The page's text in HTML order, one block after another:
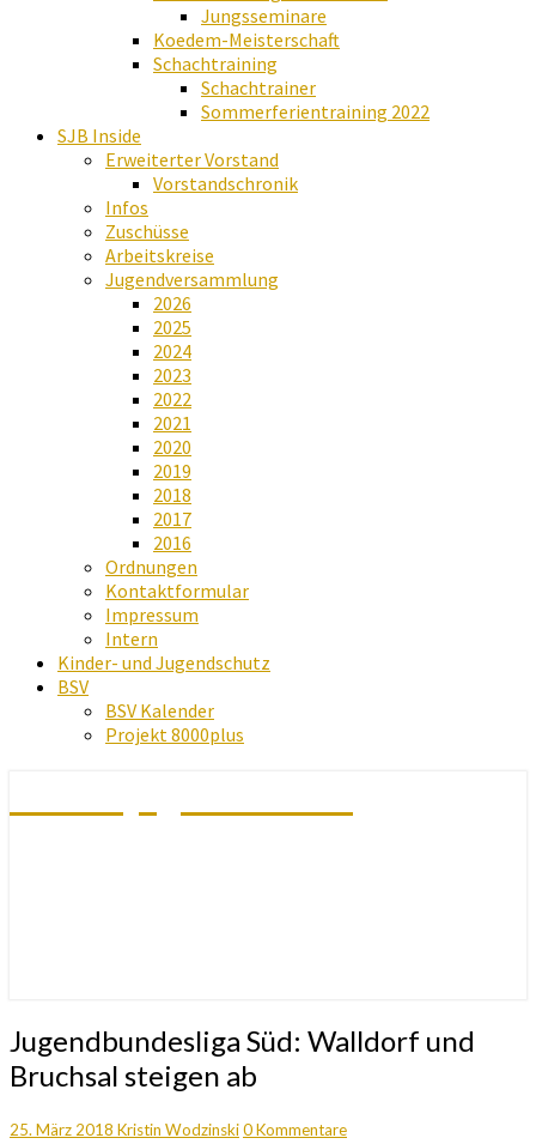
Jungsseminare
Koedem-Meisterschaft
Schachtraining
Schachtrainer
Sommerferientraining 2022
SJB Inside
Erweiterter Vorstand
Vorstandschronik
Infos
Zuschüsse
Arbeitskreise
Jugendversammlung
2026
2025
2024
2023
2022
2021
2020
2019
2018
2017
2016
Ordnungen
Kontaktformular
Impressum
Intern
Kinder- und Jugendschutz
BSV
BSV Kalender
Projekt 8000plus
Jugendbundesliga
Süd:
Walldorf
Bruchsal
Jugendbundesliga Süd: Walldorf und
Bruchsal steigen ab
25. März 2018 Kristin WodzinskiKommentare
0 Kommentare